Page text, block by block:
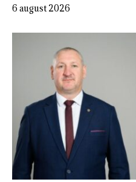
6 august 2026